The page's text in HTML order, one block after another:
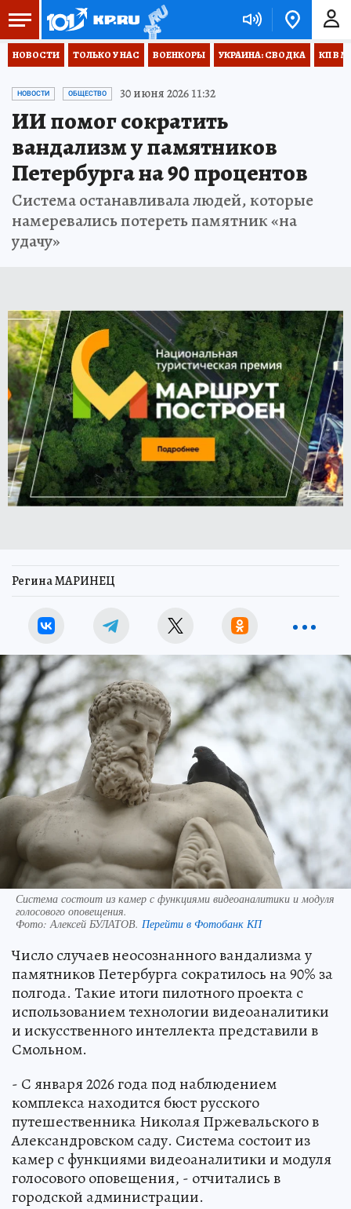
НОВОСТИ ТОЛЬКО У НАС ВОЕНКОРЫ УКРАИНА: СВОДКА КП В
НОВОСТИ ОБЩЕСТВО 30 июня 2026 11:32
ИИ помог сократить
вандализм у памятников
Петербурга на 90 процентов
Система останавливала людей, которые
намеревались потереть памятник «на
удачу»
Регина МАРИНЕЦ
Система состоит из камер с функциями видеоаналитики и модуля
голосового оповещения.
Фото:Алексей БУЛАТОВ. Перейти в Фотобанк КП
Число случаев неосознанного вандализма у
памятников Петербурга сократилось на 90% за
полгода. Такие итоги пилотного проекта с
использованием технологии видеоаналитики
и искусственного интеллекта представили в
Смольном.
- С января 2026 года под наблюдением
комплекса находится бюст русского
путешественника Николая Пржевальского в
Александровском саду. Система состоит из
камер с функциями видеоаналитики и модуля
голосового оповещения, - отчитались в
городской администрации.